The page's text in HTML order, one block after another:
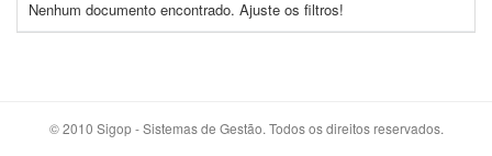
Nenhum documento encontrado. Ajuste os filtros!
© 2010 Sigop - Sistemas de Gestão. Todos os direitos reservados.